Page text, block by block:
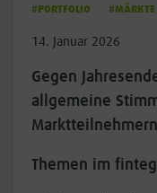
#PORTFOLIO #MÄRKTE
14. Januar 2026
Gegen
allgemeine
Themen im